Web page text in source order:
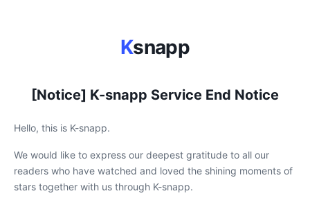
Ksnapp
[Notice] K-snapp Service End Notice
Hello, this is K-snapp.
We would like to express our deepest gratitude to all our
readers who have watched and loved the shining moments of
stars together with us through K-snapp.